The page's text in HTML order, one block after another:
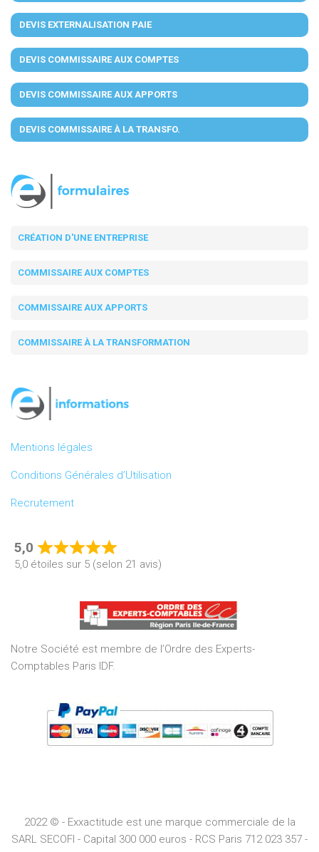
DEVIS EXTERNALISATION PAIE
DEVIS COMMISSAIRE AUX COMPTES
DEVIS COMMISSAIRE AUX APPORTS
DEVIS COMMISSAIRE À LA TRANSFO.
CRÉATION D'UNE ENTREPRISE
COMMISSAIRE AUX COMPTES
COMMISSAIRE AUX APPORTS
COMMISSAIRE À LA TRANSFORMATION
Mentions légales
Conditions Générales d’Utilisation
Recrutement
5,0
Rated
of
5
5,0 étoiles sur 5 (selon 21 avis)
Notre Société est membre de l’Ordre des Experts-
Comptables Paris IDF.
2022 © - Exxactitude est une marque commerciale de la
SARL SECOFI - Capital 300 000 euros - RCS Paris 712 023 357 -